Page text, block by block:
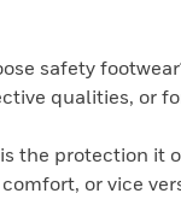
safety
qualities, or
the protection it
or vice